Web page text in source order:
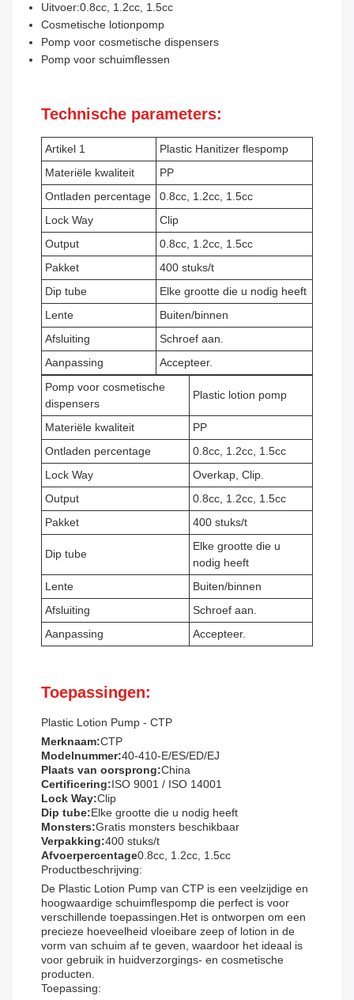
Uitvoer:0.8cc, 1.2cc, 1.5cc
Cosmetische lotionpomp
Pomp voor cosmetische dispensers
Pomp voor schuimflessen
Technische parameters:
Artikel 1
Plastic Hanitizer flespomp
Materiële kwaliteit
PP
Ontladen percentage
0.8cc, 1.2cc, 1.5cc
Lock Way
Clip
Output
0.8cc, 1.2cc, 1.5cc
Pakket
400 stuks/t
Dip tube
Elke grootte die u nodig heeft
Lente
Buiten/binnen
Afsluiting
Schroef aan.
Aanpassing
Accepteer.
Pomp voor cosmetische
dispensers
Plastic lotion pomp
Materiële kwaliteit
PP
Ontladen percentage
0.8cc, 1.2cc, 1.5cc
Lock Way
Overkap, Clip.
Output
0.8cc, 1.2cc, 1.5cc
Pakket
400 stuks/t
Dip tube
Elke grootte die u
nodig heeft
Lente
Buiten/binnen
Afsluiting
Schroef aan.
Aanpassing
Accepteer.
Toepassingen:
Plastic Lotion Pump - CTP
Merknaam:CTP
Modelnummer:40-410-E/ES/ED/EJ
Plaats van oorsprong:China
Certificering:ISO 9001 / ISO 14001
Lock Way:Clip
Dip tube:Elke grootte die u nodig heeft
Monsters:Gratis monsters beschikbaar
Verpakking:400 stuks/t
Afvoerpercentage0.8cc, 1.2cc, 1.5cc
Productbeschrijving:
De Plastic Lotion Pump van CTP is een veelzijdige en
hoogwaardige schuimflespomp die perfect is voor
verschillende toepassingen.Het is ontworpen om een
precieze hoeveelheid vloeibare zeep of lotion in de
vorm van schuim af te geven, waardoor het ideaal is
voor gebruik in huidverzorgings- en cosmetische
producten.
Toepassing: